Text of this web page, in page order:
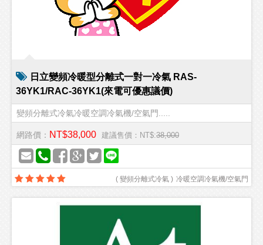
日立變頻冷暖型分離式一對一冷氣 RAS-
36YK1/RAC-36YK1(來電可優惠議價)
變頻分離式冷氣冷暖空調冷氣機/空氣門.....
網路價： NT$38,000 建議售價：NT$:38,000
冷暖空調冷氣機/空氣門
( 變頻分離式冷氣 )